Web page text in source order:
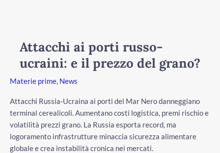
Attacchi ai porti russo-
ucraini: e il prezzo del grano?
Materie prime News
Attacchi Russia-Ucraina ai porti del Mar Nero danneggiano
terminal cerealicoli. Aumentano costi logistica, premi rischio e
volatilità prezzi grano. La Russia esporta record, ma
logoramento infrastrutture minaccia sicurezza alimentare
globale e crea instabilità cronica nei mercati.
russo-
ucraini:
il
prezzo
del
grano?